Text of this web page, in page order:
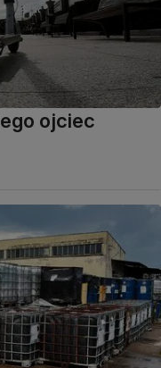
ojciec